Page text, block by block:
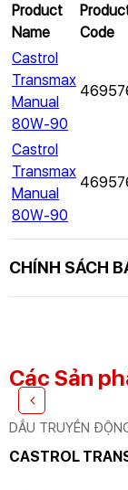
Product
Name
Code
Castrol
Transmax
Manual
80W-90
Castrol
Transmax
Manual
80W-90
CHÍNH SÁCH
GỬI
Các Sản
DẦU TRUYỀN
CASTROL